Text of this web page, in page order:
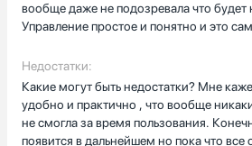
Но главное, что делает эту систему
дополнительное спокойствие. А еще
что позволяет мне выбрать наиболее
зависимости от типа ткани. И подошва
алюминия делает глажку еще более
вообще даже не подозревала что будет
Управление простое и понятно и это
удобно было гладить вещи объемные.
вообще. в общем все прям в самый раз!
Недостатки:
Какие могут быть недостатки? Мне
удобно и практично , что вообще
не смогла за время пользования.
появится в дальнейшем но пока что все